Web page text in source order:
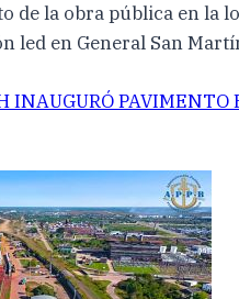
de la obra pública en la
led en General San
INAUGURÓ